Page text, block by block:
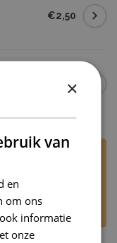
€2,50
€2,00
. Wij
werkdagen,
×
van
en
om ons
informatie
onze